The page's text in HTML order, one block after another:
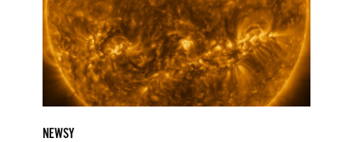
niespotykaną
dotąd
dokładnością
NEWSY